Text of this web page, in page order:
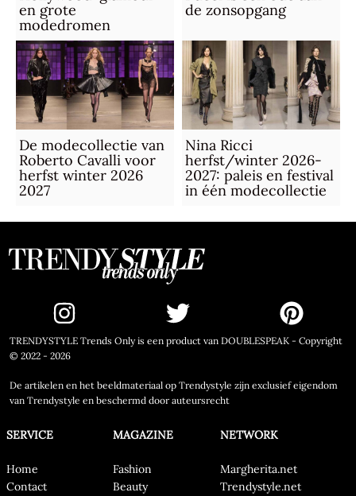
en grote
modedromen
de zonsopgang
De modecollectie van
Roberto Cavalli voor
herfst winter 2026
2027
Nina Ricci
herfst/winter 2026-
2027: paleis en festival
in één modecollectie
TRENDYSTYLE Trends Only is een product van DOUBLESPEAK - Copyright
© 2022 - 2026
De artikelen en het beeldmateriaal op Trendystyle zijn exclusief eigendom
van Trendystyle en beschermd door auteursrecht
SERVICE
Home
Contact
MAGAZINE
Fashion
Beauty
NETWORK
Margherita.net
Trendystyle.net